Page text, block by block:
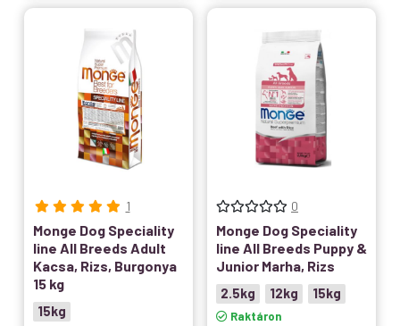
1
Monge Dog Speciality
line All Breeds Adult
Kacsa, Rizs, Burgonya
15 kg
15kg
0
Monge Dog Speciality
line All Breeds Puppy &
Junior Marha, Rizs
2.5kg 12kg 15kg
Raktáron